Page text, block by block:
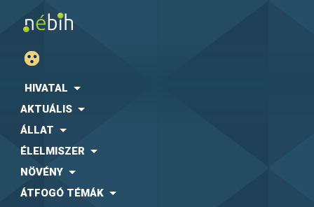
HIVATAL
AKTUÁLIS
ÁLLAT
ÉLELMISZER
NÖVÉNY
ÁTFOGÓ TÉMÁK